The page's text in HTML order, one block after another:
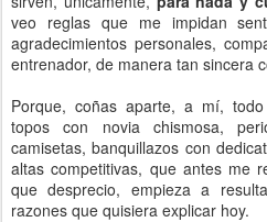
veo reglas que me impidan
agradecimientos personales,
entrenador, de manera tan sincera
Porque, coñas aparte, a mí,
topos con novia chismosa,
camisetas, banquillazos con
altas competitivas, que antes me
que desprecio, empieza a
razones que quisiera explicar hoy.